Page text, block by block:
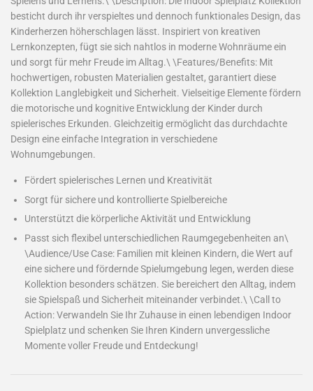
besticht durch ihr verspieltes und dennoch funktionales Design, das
Kinderherzen höherschlagen lässt. Inspiriert von kreativen
Lernkonzepten, fügt sie sich nahtlos in moderne Wohnräume ein
und sorgt für mehr Freude im Alltag.\ \Features/Benefits: Mit
hochwertigen, robusten Materialien gestaltet, garantiert diese
Kollektion Langlebigkeit und Sicherheit. Vielseitige Elemente fördern
die motorische und kognitive Entwicklung der Kinder durch
spielerisches Erkunden. Gleichzeitig ermöglicht das durchdachte
Design eine einfache Integration in verschiedene
Wohnumgebungen.
Fördert spielerisches Lernen und Kreativität
Sorgt für sichere und kontrollierte Spielbereiche
Unterstützt die körperliche Aktivität und Entwicklung
Passt sich flexibel unterschiedlichen Raumgegebenheiten an\
\Audience/Use Case: Familien mit kleinen Kindern, die Wert auf
eine sichere und fördernde Spielumgebung legen, werden diese
Kollektion besonders schätzen. Sie bereichert den Alltag, indem
sie Spielspaß und Sicherheit miteinander verbindet.\ \Call to
Action: Verwandeln Sie Ihr Zuhause in einen lebendigen Indoor
Spielplatz und schenken Sie Ihren Kindern unvergessliche
Momente voller Freude und Entdeckung!